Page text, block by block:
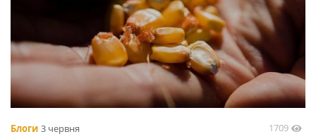
Блоги 3 червня 1709